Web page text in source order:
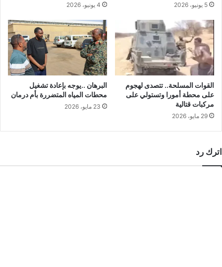
5 يونيو، 2026 4 يونيو، 2026
القوات المسلحة.. تتصدى لهجوم
على محطة أمورا وتستولي على
مركبات قتالية
29 مايو، 2026
البرهان ..يوجه بإعادة تشغيل
محطات المياه المتضررة بأم درمان
23 مايو، 2026
اترك رد